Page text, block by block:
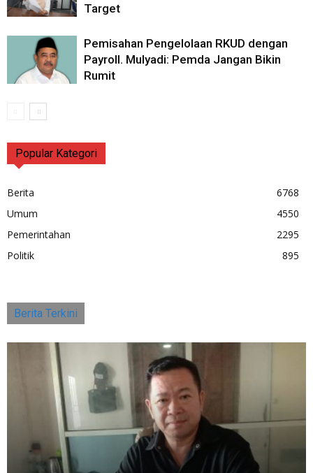
Target
Pemisahan Pengelolaan RKUD dengan
Payroll. Mulyadi: Pemda Jangan Bikin
Rumit
Popular Kategori
Berita
6768
Umum
4550
Pemerintahan
2295
Politik
895
Berita Terkini